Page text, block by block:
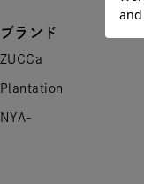
ブランド
ZUCCa
Plantation
NYA-